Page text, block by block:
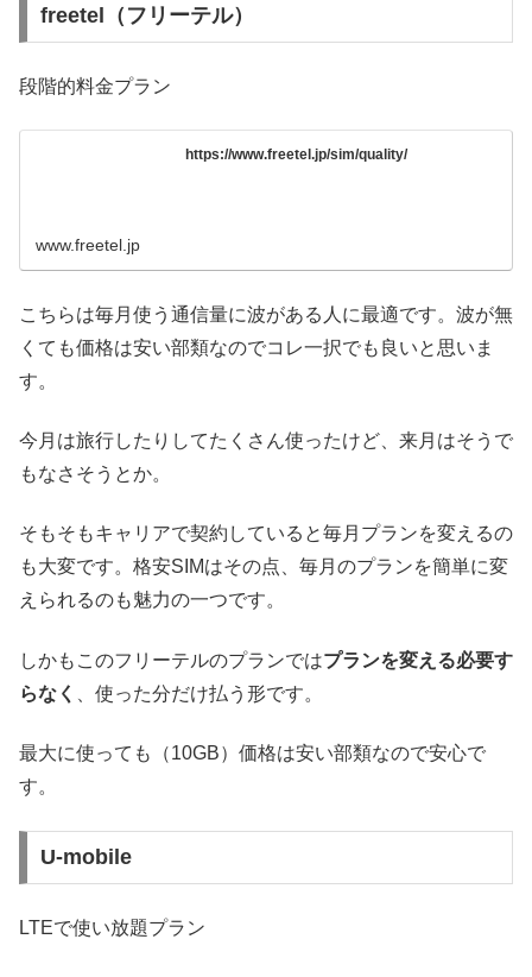
freetel（フリーテル）
段階的料金プラン
https://www.freetel.jp/sim/quality/
www.freetel.jp
こちらは毎月使う通信量に波がある人に最適です。波が無
くても価格は安い部類なのでコレ一択でも良いと思いま
す。
今月は旅行したりしてたくさん使ったけど、来月はそうで
もなさそうとか。
そもそもキャリアで契約していると毎月プランを変えるの
も大変です。格安SIMはその点、毎月のプランを簡単に変
えられるのも魅力の一つです。
しかもこのフリーテルのプランではプランを変える必要す
らなく
、使った分だけ払う形です。
最大に使っても（10GB）価格は安い部類なので安心で
す。
U-mobile
LTEで使い放題プラン